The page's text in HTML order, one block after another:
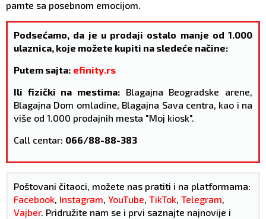
pamte sa posebnom emocijom.
Podsećamo, da je u prodaji ostalo manje od 1.000
ulaznica, koje možete kupiti na sledeće načine:
Putem sajta: efinity.rs
Ili fizički na mestima: Blagajna Beogradske arene,
Blagajna Dom omladine, Blagajna Sava centra, kao i na
više od 1.000 prodajnih mesta "Moj kiosk".
Call centar: 066/88-88-383
Poštovani čitaoci, možete nas pratiti i na platformama:
Facebook, Instagram, YouTube, TikTok, Telegram,
Vajber. Pridružite nam se i prvi saznajte najnovije i